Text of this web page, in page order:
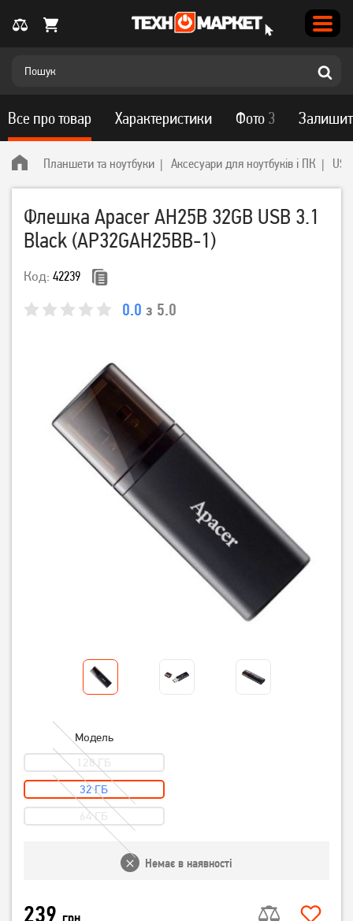
Планшети та ноутбуки Аксесуари для ноутбуків і ПК
Флешка Apacer AH25B 32GB USB 3.1
Black (AP32GAH25BB-1)
Код: 42239
0.0 з 5.0
Все про товар Характеристики Фото 3
Модель
128 ГБ
32 ГБ
64 ГБ
Немає в наявності
239 грн